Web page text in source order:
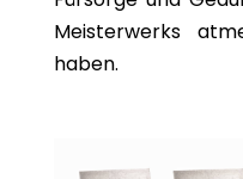
Meisterwerks
haben.